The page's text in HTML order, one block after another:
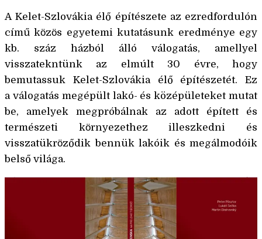
A Kelet-Szlovákia élő építészete az ezredfordulón
című kӧzӧs egyetemi kutatásunk eredménye egy
kb. száz házból álló válogatás, amellyel
visszatekntünk az elmúlt 30 évre, hogy
bemutassuk Kelet-Szlovákia élő építészetét. Ez
a válogatás megépült lakó- és középületeket mutat
be, amelyek megpróbálnak az adott épített és
természeti kӧrnyezethez illeszkedni és
visszatükrӧződik bennük lakóik és megálmodóik
belső világa.